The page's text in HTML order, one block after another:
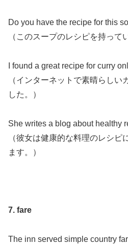
Do you have the recipe for this
（このスープのレシピを持って
I found a great recipe for curry
（インターネットで素晴らしい
した。）
She writes a blog about healthy
（彼女は健康的な料理のレシピ
ます。）
7. fare
The inn served simple country